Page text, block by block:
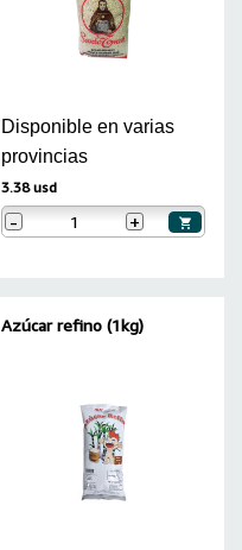
Disponible en varias
provincias
3.38 usd
- +
Azúcar refino (1kg)